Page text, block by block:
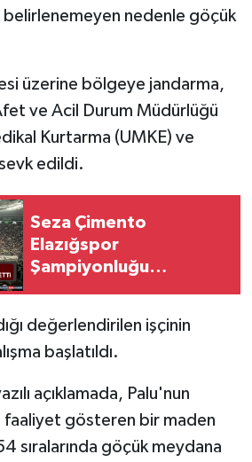
belirlenemeyen nedenle göçük
üzerine bölgeye jandarma,
ve Acil Durum Müdürlüğü
Kurtarma (UMKE) ve
edildi.
Seza Çimento
Elazığspor
Şampiyonluğu
değerlendirilen işçinin
başlatıldı.
açıklamada, Palu'nun
faaliyet gösteren bir maden
sıralarında göçük meydana